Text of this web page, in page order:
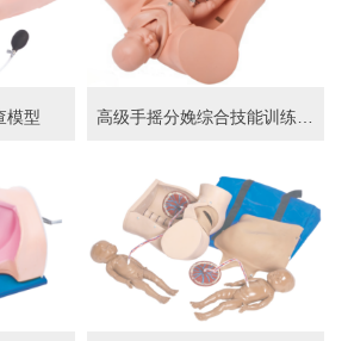
模型 高级手摇分娩综合技能训练模型